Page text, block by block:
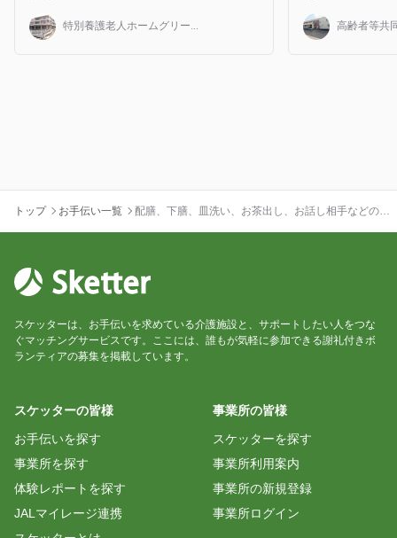
特別養護老人ホームグリー... 高齢者等共
トップ お手伝い一覧
配膳、下膳、皿洗い、お茶出し、お話し相手などの補
スケッターは、お手伝いを求めている介護施設と、サポートしたい人をつな
ぐマッチングサービスです。ここには、誰もが気軽に参加できる謝礼付きボ
ランティアの募集を掲載しています。
スケッターの皆様
お手伝いを探す
事業所を探す
体験レポートを探す
JALマイレージ連携
事業所の皆様
スケッターを探す
事業所利用案内
事業所の新規登録
事業所ログイン